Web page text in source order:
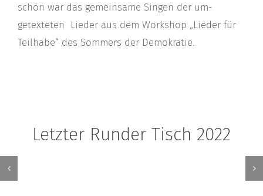
schön war das gemeinsame Singen der um-
getexteten
Lieder aus dem Workshop „Lieder für
Teilhabe“ des Sommers der Demokratie.
Letzter Runder Tisch 2022